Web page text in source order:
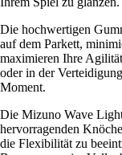
Die hochwertigen
auf dem Parkett,
maximieren Ihre
oder in der
Moment.
Die Mizuno Wave
hervorragenden
die Flexibilität zu